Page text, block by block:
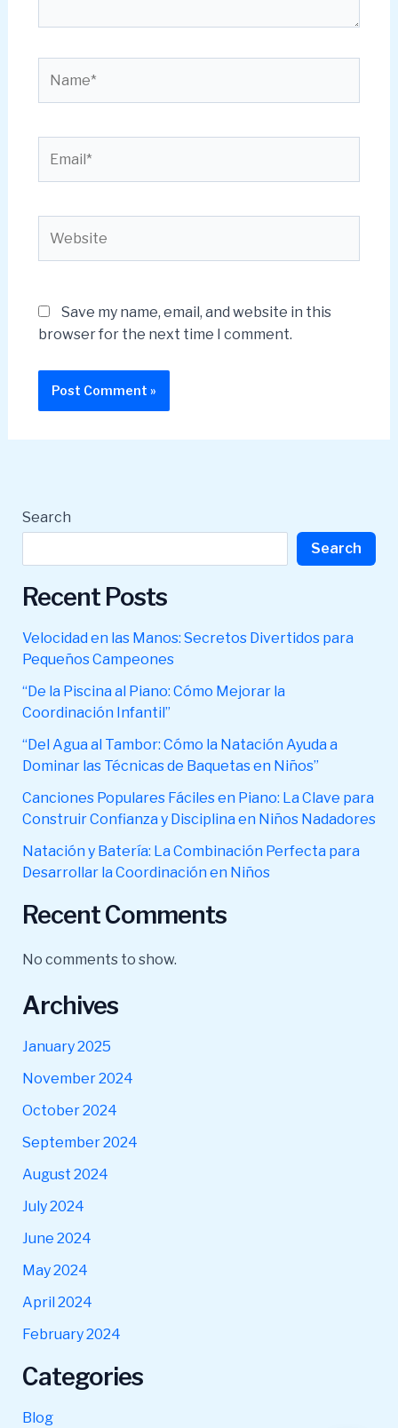
Save my name, email, and website in this
browser for the next time I comment.
Search
Search
Recent Posts
Velocidad en las Manos: Secretos Divertidos para
Pequeños Campeones
“De la Piscina al Piano: Cómo Mejorar la
Coordinación Infantil”
“Del Agua al Tambor: Cómo la Natación Ayuda a
Dominar las Técnicas de Baquetas en Niños”
Canciones Populares Fáciles en Piano: La Clave para
Construir Confianza y Disciplina en Niños Nadadores
Natación y Batería: La Combinación Perfecta para
Desarrollar la Coordinación en Niños
Recent Comments
No comments to show.
Archives
January 2025
November 2024
October 2024
September 2024
August 2024
July 2024
June 2024
May 2024
April 2024
February 2024
Categories
Blog